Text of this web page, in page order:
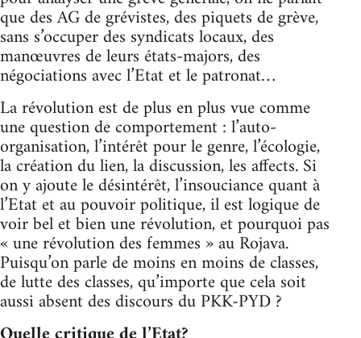
que des AG de grévistes, des piquets de grève,
sans s’occuper des syndicats locaux, des
manœuvres de leurs états-majors, des
négociations avec l’Etat et le patronat…
La révolution est de plus en plus vue comme
une question de comportement : l’auto-
organisation, l’intérêt pour le genre, l’écologie,
la création du lien, la discussion, les affects. Si
on y ajoute le désintérêt, l’insouciance quant à
l’Etat et au pouvoir politique, il est logique de
voir bel et bien une révolution, et pourquoi pas
« une révolution des femmes » au Rojava.
Puisqu’on parle de moins en moins de classes,
de lutte des classes, qu’importe que cela soit
aussi absent des discours du PKK-PYD ?